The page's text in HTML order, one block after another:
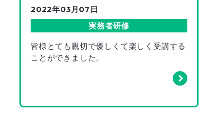
2022年03月07日
実務者研修
皆様とても親切で優しくて楽しく受講する
ことができました。